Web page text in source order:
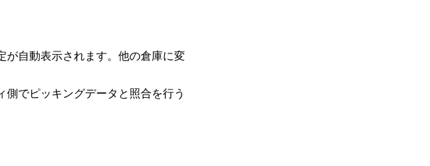
が自動表示されます。他の倉庫に変
側でピッキングデータと照合を行う